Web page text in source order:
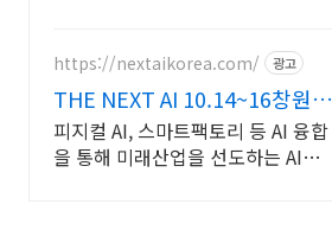
https://nextaikorea.com/ 광고
THE NEXT AI 10.14~16창원컨
벤션센터
피지컬 AI, 스마트팩토리 등 AI 융합
을 통해 미래산업을 선도하는 AI전